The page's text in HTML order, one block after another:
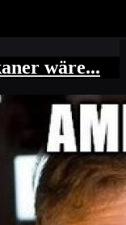
wäre...